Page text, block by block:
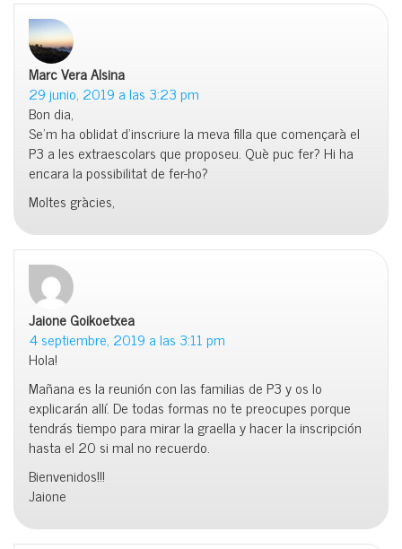
Marc Vera Alsina
29 junio, 2019 a las 3:23 pm
Bon dia,
Se’m ha oblidat d’inscriure la meva filla que començarà el
P3 a les extraescolars que proposeu. Què puc fer? Hi ha
encara la possibilitat de fer-ho?
Moltes gràcies,
Jaione Goikoetxea
4 septiembre, 2019 a las 3:11 pm
Hola!
Mañana es la reunión con las familias de P3 y os lo
explicarán allí. De todas formas no te preocupes porque
tendrás tiempo para mirar la graella y hacer la inscripción
hasta el 20 si mal no recuerdo.
Bienvenidos!!!
Jaione